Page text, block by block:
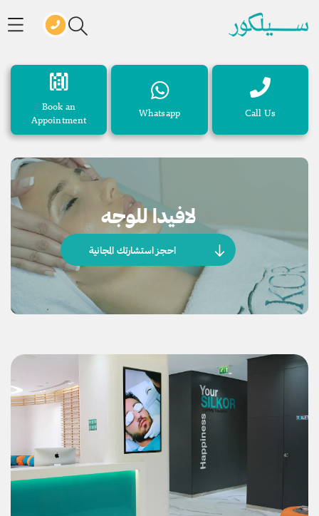
Call Us
Whatsapp
Book an
Appointment
لافيدا للوجه
احجز استشارتك المجانية